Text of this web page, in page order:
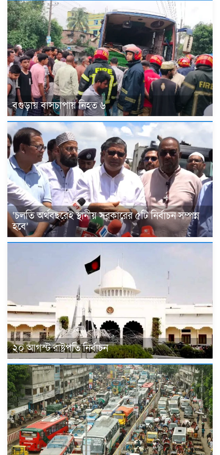
বগুড়ায় বাসচাপায় নিহত ৬
‘চলতি অর্থবছরেই স্থানীয় সরকারের ৫টি নির্বাচন সম্পন্ন
হবে’
২০ আগস্ট রাষ্ট্রপতি নির্বাচন